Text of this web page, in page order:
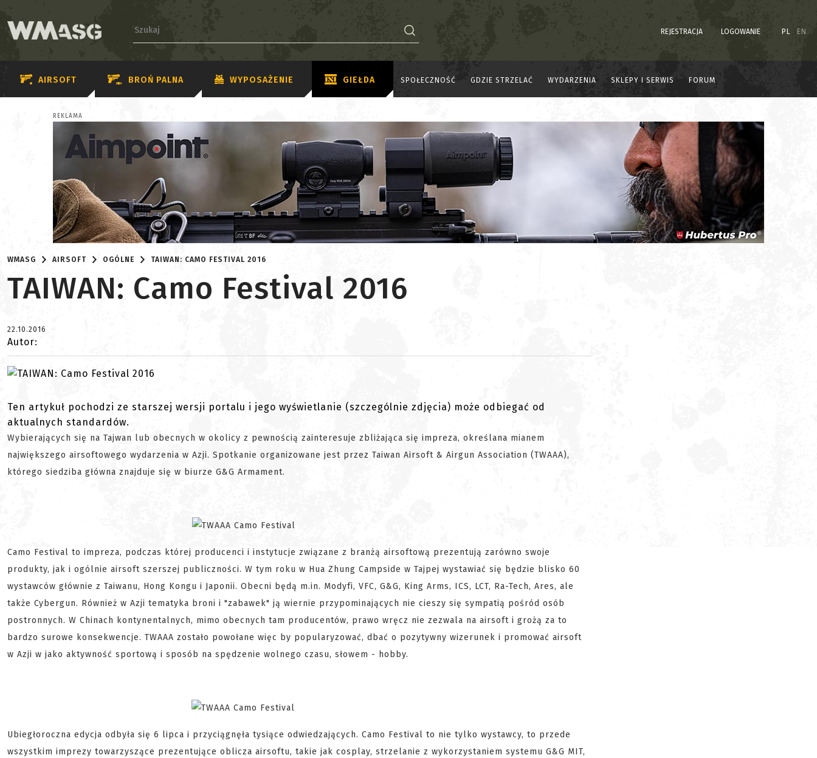
REJESTRACJA LOGOWANIE PL EN
AIRSOFT BROŃ PALNA WYPOSAŻENIE GIEŁDA SPOŁECZNOŚĆ GDZIE STRZELAĆ WYDARZENIA SKLEPY I SERWIS FORUM
REKLAMA
WMASG AIRSOFT OGÓLNE TAIWAN: CAMO FESTIVAL 2016
TAIWAN: Camo Festival 2016
22.10.2016
Autor:
Ten artykuł pochodzi ze starszej wersji portalu i jego wyświetlanie (szczególnie zdjęcia) może odbiegać od
aktualnych standardów.
Wybierających się na Tajwan lub obecnych w okolicy z pewnością zainteresuje zbliżająca się impreza, określana mianem
największego airsoftowego wydarzenia w Azji. Spotkanie organizowane jest przez Taiwan Airsoft & Airgun Association (TWAAA),
którego siedziba główna znajduje się w biurze G&G Armament.
Camo Festival to impreza, podczas której producenci i instytucje związane z branżą airsoftową prezentują zarówno swoje
produkty, jak i ogólnie airsoft szerszej publiczności. W tym roku w Hua Zhung Campside w Tajpej wystawiać się będzie blisko 60
wystawców głównie z Taiwanu, Hong Kongu i Japonii. Obecni będą m.in. Modyfi, VFC, G&G, King Arms, ICS, LCT, Ra-Tech, Ares, ale
także Cybergun. Również w Azji tematyka broni i "zabawek" ją wiernie przypominających nie cieszy się sympatią pośród osób
postronnych. W Chinach kontynentalnych, mimo obecnych tam producentów, prawo wręcz nie zezwala na airsoft i grożą za to
bardzo surowe konsekwencje. TWAAA zostało powołane więc by popularyzować, dbać o pozytywny wizerunek i promować airsoft
w Azji w jako aktywność sportową i sposób na spędzenie wolnego czasu, słowem - hobby.
Ubiegłoroczna edycja odbyła się 6 lipca i przyciągnęła tysiące odwiedzających. Camo Festival to nie tylko wystawcy, to przede
wszystkim imprezy towarzyszące prezentujące oblicza airsoftu, takie jak cosplay, strzelanie z wykorzystaniem systemu G&G MIT,